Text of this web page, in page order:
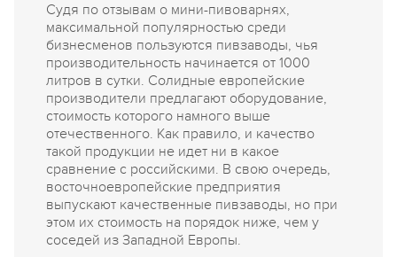
Судя по отзывам о мини-пивоварнях,
максимальной популярностью среди
бизнесменов пользуются пивзаводы, чья
производительность начинается от 1000
литров в сутки. Солидные европейские
производители предлагают оборудование,
стоимость которого намного выше
отечественного. Как правило, и качество
такой продукции не идет ни в какое
сравнение с российскими. В свою очередь,
восточноевропейские предприятия
выпускают качественные пивзаводы, но при
этом их стоимость на порядок ниже, чем у
соседей из Западной Европы.